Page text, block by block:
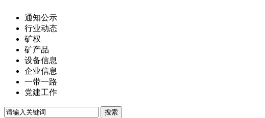
通知公示
行业动态
矿权
矿产品
设备信息
企业信息
一带一路
党建工作